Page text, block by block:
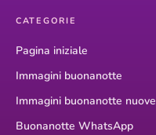
CATEGORIE
Pagina iniziale
Immagini buonanotte
Immagini buonanotte nuove
Buonanotte WhatsApp